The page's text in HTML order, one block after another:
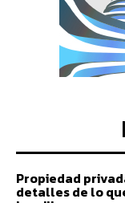
Propiedad
detalles de lo